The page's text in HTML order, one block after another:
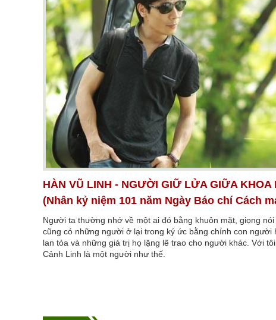
HÀN VŨ LINH - NGƯỜI GIỮ LỬA GIỮA KHOA
(Nhân kỷ niệm 101 năm Ngày Báo chí Cách
Người ta thường nhớ về một ai đó bằng khuôn mặt, giọng
cũng có những người ở lại trong ký ức bằng chính con người
lan tỏa và những giá trị họ lặng lẽ trao cho người khác. Với
Cảnh Linh là một người như thế.